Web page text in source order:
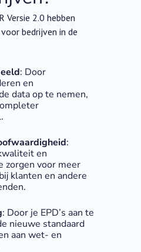
Versie 2.0 hebben
bedrijven in de
: Door
en
data op te nemen,
:
en
zorgen voor meer
klanten en andere
: Door je EPD’s aan te
nieuwe standaard
aan wet- en